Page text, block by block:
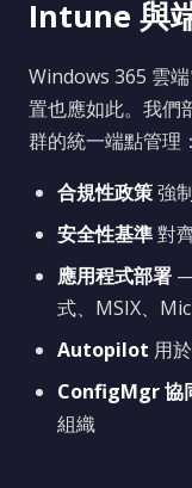
Intune 與
Windows 365 雲
置也應如此。我們
群的統一端點管理：
合規性政策強
安全性基準對
應用程式部署
式、MSIX、
Autopilot 用
ConfigMgr 協
組織